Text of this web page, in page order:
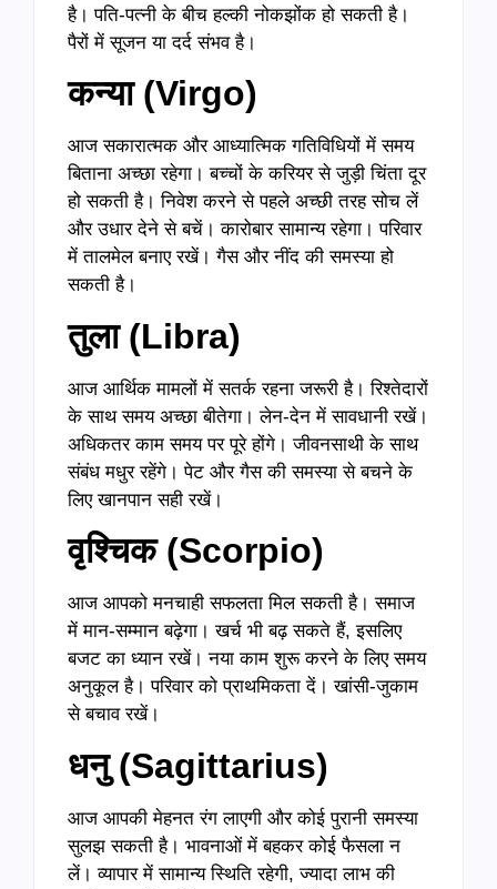
है। पति-पत्नी के बीच हल्की नोकझोंक हो सकती है।
पैरों में सूजन या दर्द संभव है।
कन्या (Virgo)
आज सकारात्मक और आध्यात्मिक गतिविधियों में समय
बिताना अच्छा रहेगा। बच्चों के करियर से जुड़ी चिंता दूर
हो सकती है। निवेश करने से पहले अच्छी तरह सोच लें
और उधार देने से बचें। कारोबार सामान्य रहेगा। परिवार
में तालमेल बनाए रखें। गैस और नींद की समस्या हो
सकती है।
तुला (Libra)
आज आर्थिक मामलों में सतर्क रहना जरूरी है। रिश्तेदारों
के साथ समय अच्छा बीतेगा। लेन-देन में सावधानी रखें।
अधिकतर काम समय पर पूरे होंगे। जीवनसाथी के साथ
संबंध मधुर रहेंगे। पेट और गैस की समस्या से बचने के
लिए खानपान सही रखें।
वृश्चिक (Scorpio)
आज आपको मनचाही सफलता मिल सकती है। समाज
में मान-सम्मान बढ़ेगा। खर्च भी बढ़ सकते हैं, इसलिए
बजट का ध्यान रखें। नया काम शुरू करने के लिए समय
अनुकूल है। परिवार को प्राथमिकता दें। खांसी-जुकाम
से बचाव रखें।
धनु (Sagittarius)
आज आपकी मेहनत रंग लाएगी और कोई पुरानी समस्या
सुलझ सकती है। भावनाओं में बहकर कोई फैसला न
लें। व्यापार में सामान्य स्थिति रहेगी, ज्यादा लाभ की